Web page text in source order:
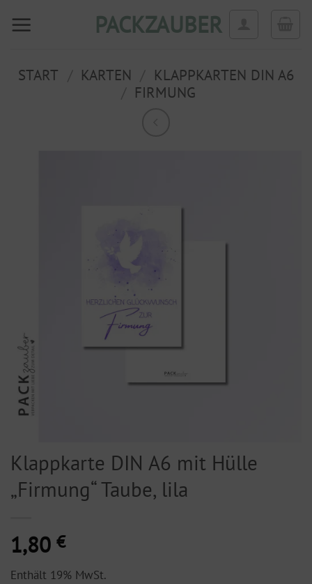
Inhalt
PACKZAUBER
START KARTEN
KLAPPKARTEN DIN A6
FIRMUNG
Klappkarte DIN A6 mit Hülle
„Firmung“ Taube, lila
1,80 €
Enthält 19% MwSt.